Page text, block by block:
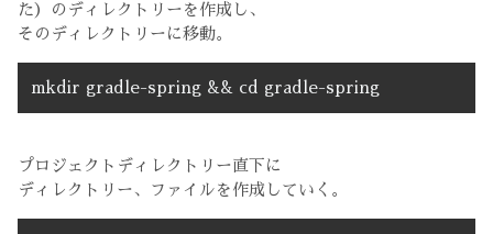
た）のディレクトリーを作成し、
そのディレクトリーに移動。
mkdir gradle-spring && cd gradle-spring
プロジェクトディレクトリー直下に
ディレクトリー、ファイルを作成していく。